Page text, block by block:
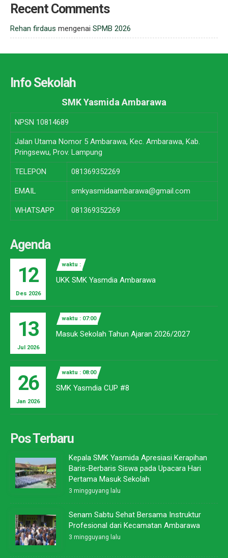
Recent Comments
Rehan firdaus mengenai SPMB 2026
Info Sekolah
SMK Yasmida Ambarawa
NPSN 10814689
Jalan Utama Nomor 5 Ambarawa, Kec. Ambarawa, Kab.
Pringsewu, Prov. Lampung
TELEPON 081369352269
EMAIL smkyasmidaambarawa@gmail.com
WHATSAPP 081369352269
Agenda
12
Des 2026
waktu :
UKK SMK Yasmdia Ambarawa
13
Jul 2026
waktu : 07:00
Masuk Sekolah Tahun Ajaran 2026/2027
26
Jan 2026
waktu : 08:00
SMK Yasmdia CUP #8
Pos Terbaru
Kepala SMK Yasmida Apresiasi Kerapihan
Baris-Berbaris Siswa pada Upacara Hari
Pertama Masuk Sekolah
3 mingguyang lalu
Senam Sabtu Sehat Bersama Instruktur
Profesional dari Kecamatan Ambarawa
3 mingguyang lalu